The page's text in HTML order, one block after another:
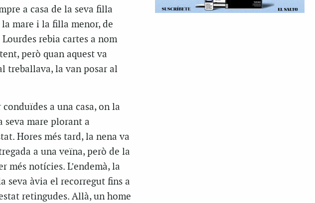
a casa de la seva filla
mare i la filla menor, de
rebia cartes a nom
però quan aquest va
treballava, la van posar al
a una casa, on la
seva mare plorant a
Hores més tard, la nena va
a una veïna, però de la
més notícies. L’endemà, la
seva àvia el recorregut fins a
retingudes. Allà, un home